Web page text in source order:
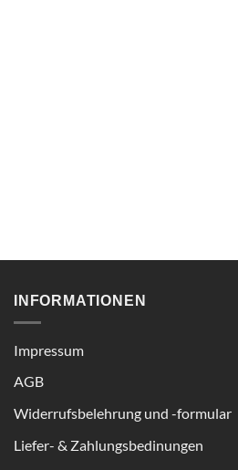
INFORMATIONEN
Impressum
AGB
Widerrufsbelehrung und -formular
Liefer- & Zahlungsbedinungen